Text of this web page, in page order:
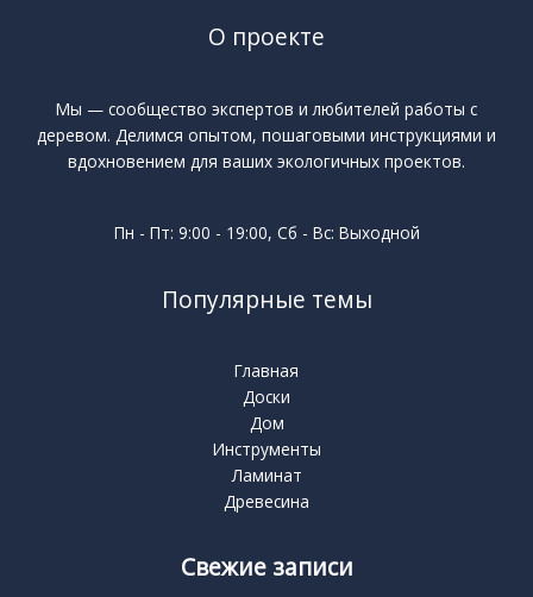
О проекте
Мы — сообщество экспертов и любителей работы с
деревом. Делимся опытом, пошаговыми инструкциями и
вдохновением для ваших экологичных проектов.
Пн - Пт: 9:00 - 19:00, Сб - Вс: Выходной
Популярные темы
Главная
Доски
Дом
Инструменты
Ламинат
Древесина
Свежие записи